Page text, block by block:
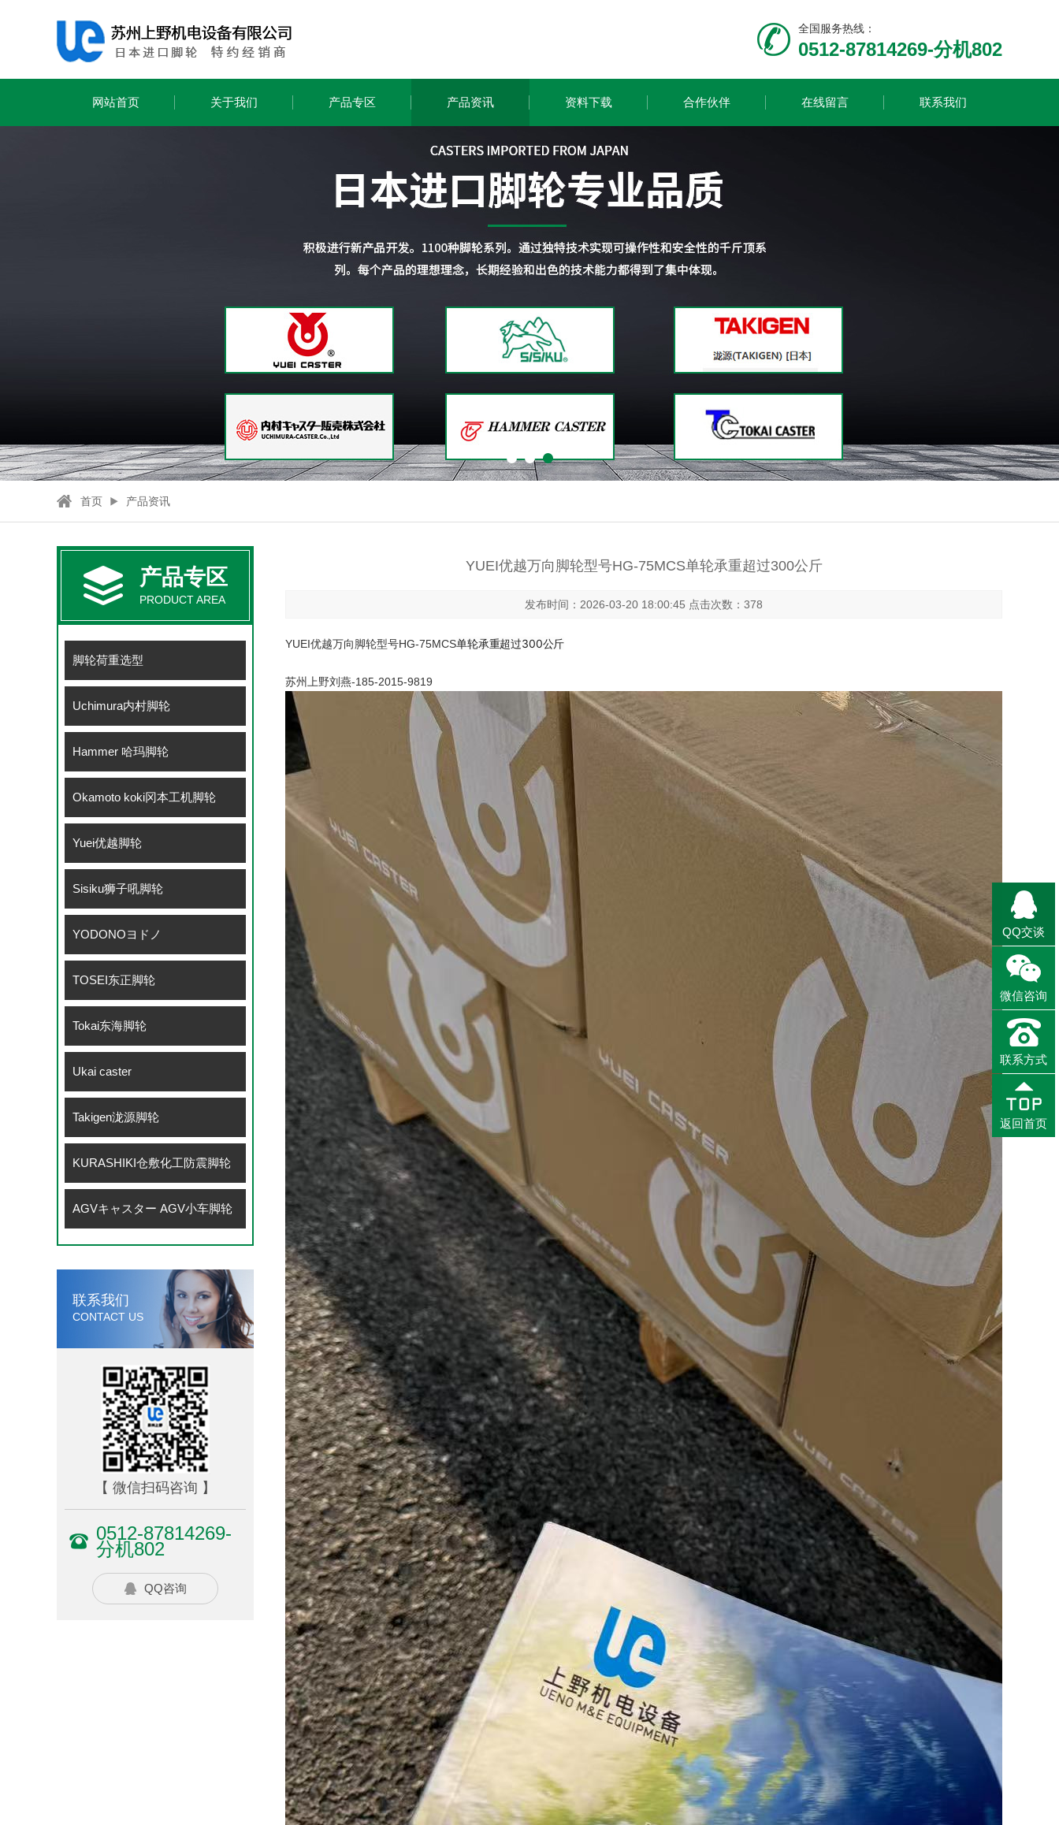
全国服务热线：
0512-87814269-分机802
网站首页 关于我们 产品专区 产品资讯 资料下载 合作伙伴 在线留言 联系我们
首页 产品资讯
产品专区
PRODUCT AREA
脚轮荷重选型
Uchimura内村脚轮
Hammer 哈玛脚轮
Okamoto koki冈本工机脚轮
Yuei优越脚轮
Sisiku狮子吼脚轮
YODONOヨドノ
TOSEI东正脚轮
Tokai东海脚轮
Ukai caster
Takigen泷源脚轮
KURASHIKI仓敷化工防震脚轮
AGVキャスター AGV小车脚轮
联系我们
CONTACT US
【 微信扫码咨询 】
0512-87814269-
分机802
QQ咨询
YUEI优越万向脚轮型号HG-75MCS单轮承重超过300公斤
发布时间：2026-03-20 18:00:45 点击次数：378
YUEI优越万向脚轮型号HG-75MCS单轮承重超过300公斤
苏州上野刘燕-185-2015-9819
QQ交谈
微信咨询
联系方式
返回首页